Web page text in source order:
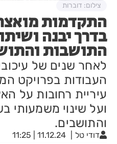
התקדמות
בדרך יבנה
התושבות
לאחר שנים של
העבודות בפרויקט
עיריית רחובות על
ועל שינוי משמעותי
והתושבים.
דודי טל 11.12.24 | 11:25
צילום: דוברות